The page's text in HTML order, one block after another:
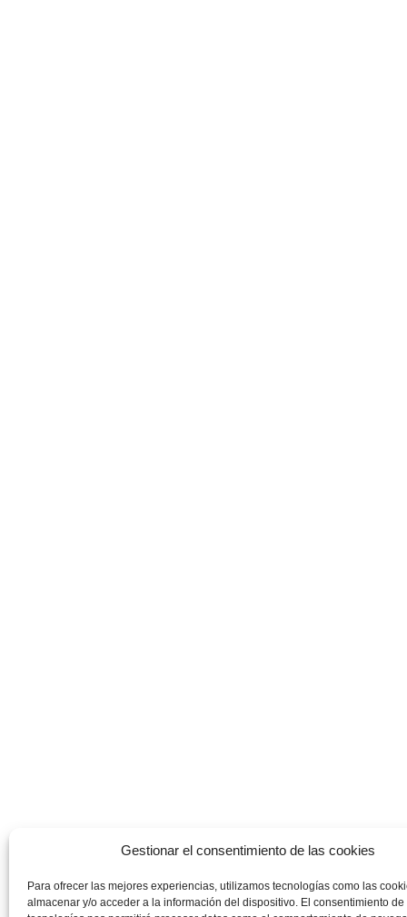
Gestionar el consentimiento de las cookies
Para ofrecer las mejores experiencias, utilizamos tecnologías como las
almacenar y/o acceder a la información del dispositivo. El consentimiento de